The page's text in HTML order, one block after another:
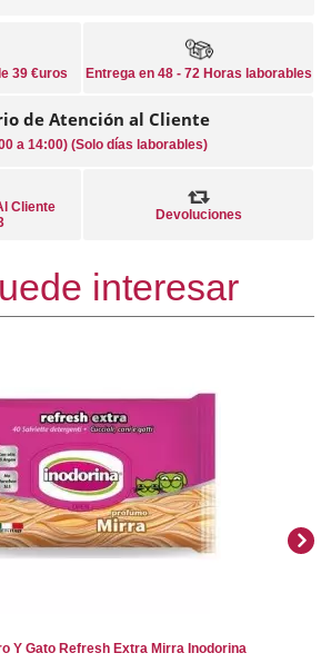
39 €uros Entrega en 48 - 72 Horas laborables
de Atención al Cliente
a 14:00) (Solo días laborables)
Cliente
Devoluciones
interesar
Y Gato Refresh Extra Mirra Inodorina